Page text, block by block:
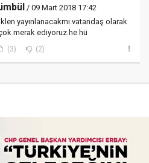
/ 09 Mart 2018 17:42
yayınlanacakmı.vatandaş olarak
merak ediyoruz.he hü
(3) (2)